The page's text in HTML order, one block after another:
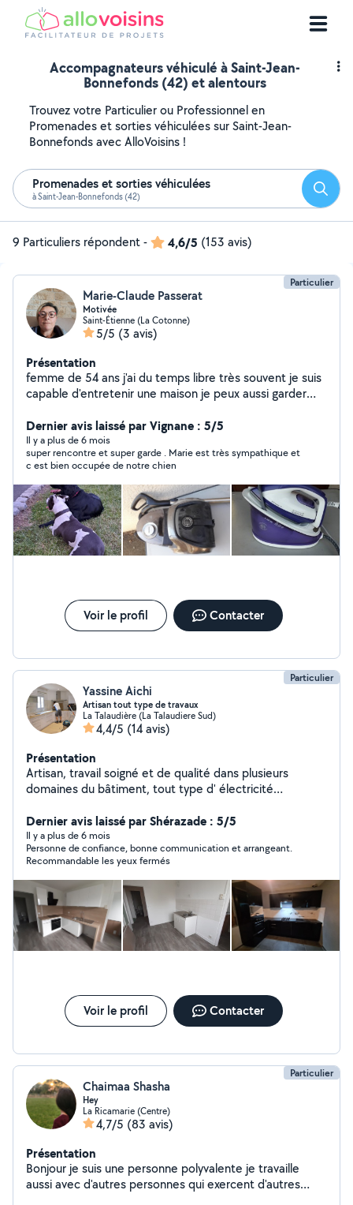
Accompagnateurs véhiculé à Saint-Jean-
Bonnefonds (42) et alentours
Trouvez votre Particulier ou Professionnel en
Promenades et sorties véhiculées sur Saint-Jean-
Bonnefonds avec AlloVoisins !
Promenades et sorties véhiculées
à Saint-Jean-Bonnefonds (42)
9 Particuliers répondent- 4,6/5 (153 avis)
Particulier
Marie-Claude Passerat
Motivée
Saint-Étienne (La Cotonne)
5/5 (3 avis)
Présentation
femme de 54 ans j'ai du temps libre très souvent je suis
capable d'entretenir une maison je peux aussi garder
Dernier avis laissé par Vignane : 5/5
Il y a plus de 6 mois
super rencontre et super garde . Marie est très sympathique et
c est bien occupée de notre chien
Voir le profil Contacter
Particulier
Yassine Aichi
Artisan tout type de travaux
La Talaudière (La Talaudiere Sud)
4,4/5 (14 avis)
Présentation
Artisan, travail soigné et de qualité dans plusieurs
domaines du bâtiment, tout type d' électricité
sol ( parquet lino dalle pvc), terrassement. Montage de
meuble Cuisine luminaires. Debarrassage tout type
d'encombrants Petite plomberie etc... Etc... Pour toute
demande n'hésitez pas Reponse rapide
Dernier avis laissé par Shérazade : 5/5
Il y a plus de 6 mois
Personne de confiance, bonne communication et arrangeant.
Recommandable les yeux fermés
Voir le profil Contacter
Particulier
Chaimaa Shasha
Hey
La Ricamarie (Centre)
4,7/5 (83 avis)
Présentation
Bonjour je suis une personne polyvalente je travaille
aussi avec d'autres personnes qui exercent d'autres